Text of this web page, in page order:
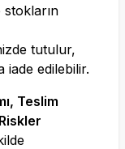
stokların
tutulur,
iade edilebilir.
Teslim